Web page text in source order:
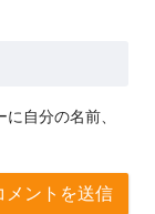
自分の名前、